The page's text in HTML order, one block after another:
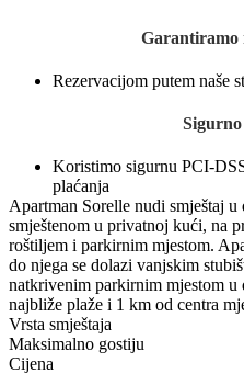
Garantiramo
Rezervacijom putem naše
Koristimo sigurnu PCI-
plaćanja
Apartman Sorelle nudi smještaj u
smještenom u privatnoj kući, na
roštiljem i parkirnim mjestom.
do njega se dolazi vanjskim
natkrivenim parkirnim mjestom u
najbliže plaže i 1 km od centra
Vrsta smještaja
Maksimalno gostiju
Cijena